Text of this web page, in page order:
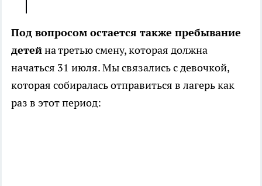
Под вопросом остается также пребывание
детейна третью смену, которая должна
начаться 31 июля. Мы связались с девочкой,
которая собиралась отправиться в лагерь как
раз в этот период: